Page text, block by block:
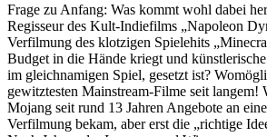
Frage zu Anfang: Was kommt wohl dabei
Regisseur des Kult-Indiefilms „Napoleon
Verfilmung des klotzigen Spielehits
Budget in die Hände kriegt und
im gleichnamigen Spiel, gesetzt ist?
gewitztesten Mainstream-Filme seit
Mojang seit rund 13 Jahren Angebote an
Verfilmung bekam, aber erst die „richtige